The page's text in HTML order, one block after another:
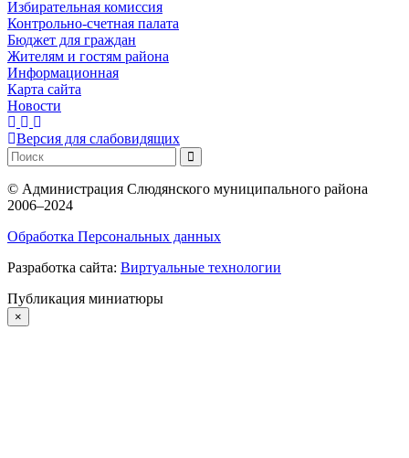
Избирательная комиссия
Контрольно-счетная палата
Бюджет для граждан
Жителям и гостям района
Информационная
Карта сайта
Новости
Версия для слабовидящих
© Администрация Слюдянского муниципального района
2006–2024
Обработка Персональных данных
Разработка сайта: Виртуальные технологии
Публикация миниатюры
×